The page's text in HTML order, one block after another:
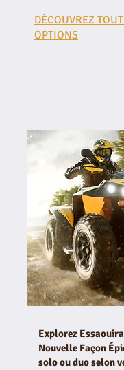
DÉCOUVREZ
OPTIONS
Explorez
Nouvelle Façon
solo ou duo selon